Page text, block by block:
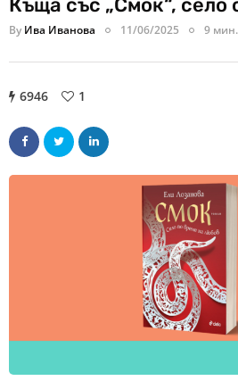
Къща със „Смок“, село
By Ива Иванова 11/06/2025 9 мин.
6946 1